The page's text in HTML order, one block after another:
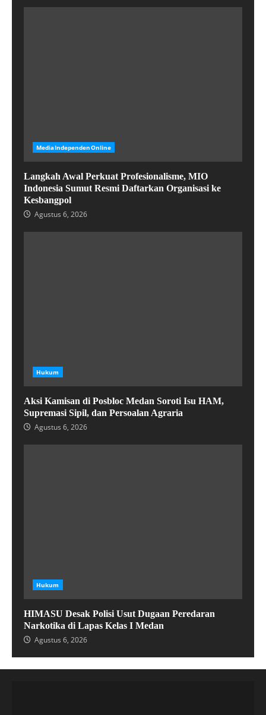
MediaIndependenOnline
Langkah Awal Perkuat Profesionalisme, MIO
Indonesia Sumut Resmi Daftarkan Organisasi ke
Kesbangpol
Agustus 6, 2026
Hukum
Aksi Kamisan di Posbloc Medan Soroti Isu HAM,
Supremasi Sipil, dan Persoalan Agraria
Agustus 6, 2026
Hukum
HIMASU Desak Polisi Usut Dugaan Peredaran
Narkotika di Lapas Kelas I Medan
Agustus 6, 2026